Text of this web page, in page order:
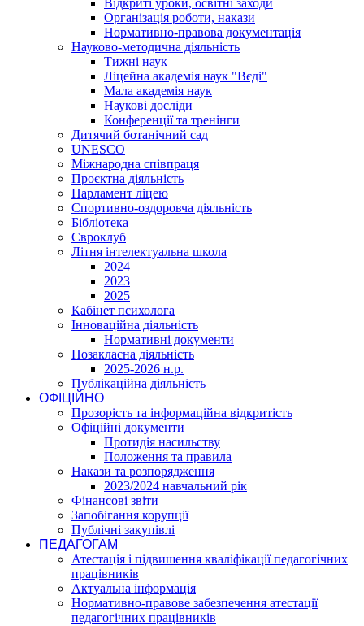
Відкриті уроки, освітні заходи
Організація роботи, накази
Нормативно-правова документація
Науково-методична діяльність
Тижні наук
Ліцейна академія наук "Вєді"
Мала академія наук
Наукові досліди
Конференції та тренінги
Дитячий ботанічний сад
UNESCO
Міжнародна співпраця
Проєктна діяльність
Парламент ліцею
Спортивно-оздоровча діяльність
Бібліотека
Євроклуб
Літня інтелектуальна школа
2024
2023
2025
Кабінет психолога
Інноваційна діяльність
Нормативні документи
Позакласна діяльність
2025-2026 н.р.
Публікаційна діяльність
ОФІЦІЙНО
Прозорість та інформаційна відкритість
Офіційні документи
Протидія насильству
Положення та правила
Накази та розпорядження
2023/2024 навчальний рік
Фінансові звіти
Запобігання корупції
Публічні закупівлі
ПЕДАГОГАМ
Атестація і підвишення кваліфікації педагогічних
працівників
Актуальна інформація
Нормативно-правове забезпечення атестації
педагогічних працівників